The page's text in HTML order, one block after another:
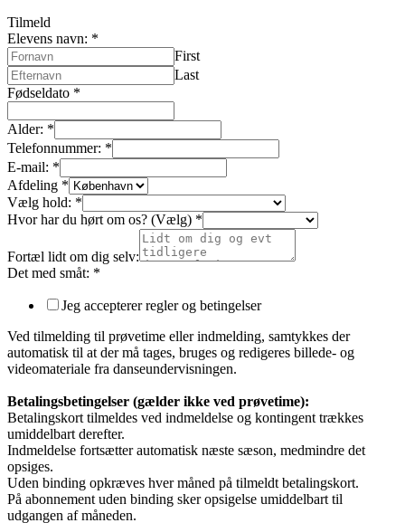
Tilmeld
Elevens navn: *
First
Last
Fødseldato *
Alder: *
Telefonnummer: *
E-mail: *
Afdeling *
Vælg hold: *
Hvor har du hørt om os? (Vælg) *
Fortæl lidt om dig selv:
Det med småt: *
Jeg accepterer regler og betingelser
Ved tilmelding til prøvetime eller indmelding, samtykkes der
automatisk til at der må tages, bruges og redigeres billede- og
videomateriale fra danseundervisningen.
Betalingsbetingelser (gælder ikke ved prøvetime):
Betalingskort tilmeldes ved indmeldelse og kontingent trækkes
umiddelbart derefter.
Indmeldelse fortsætter automatisk næste sæson, medmindre det
opsiges.
Uden binding opkræves hver måned på tilmeldt betalingskort.
På abonnement uden binding sker opsigelse umiddelbart til
udgangen af måneden.